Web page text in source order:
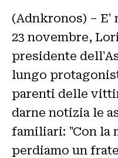
(Adnkronos) – E'
23 novembre,
presidente
lungo
parenti delle
darne notizia le
familiari: "Con la
perdiamo un